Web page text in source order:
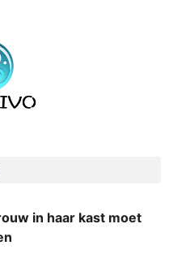
in haar kast moet